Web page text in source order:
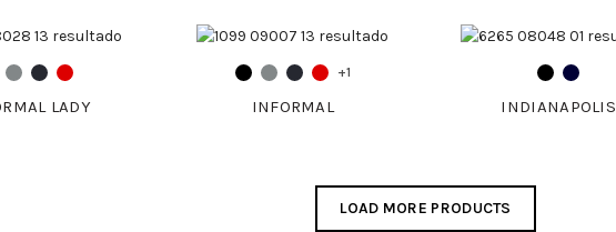
LADY
+1
INFORMAL INDIANAPOLIS
LOAD MORE PRODUCTS